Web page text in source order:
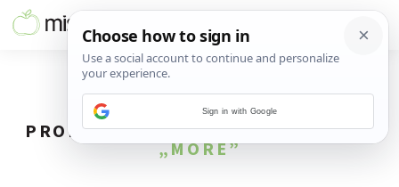
PRONAĐENO50REZULTATA ZA TAG
„MORE”
Sign in with Google